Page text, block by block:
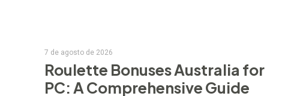
7 de agosto de 2026
Roulette Bonuses Australia for
PC: A Comprehensive Guide